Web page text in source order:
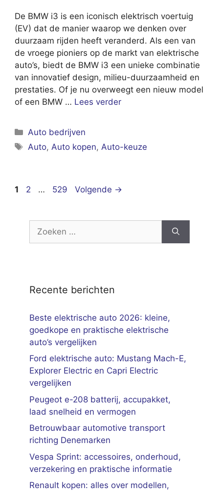
De BMW i3 is een iconisch elektrisch voertuig
(EV) dat de manier waarop we denken over
duurzaam rijden heeft veranderd. Als een van
de vroege pioniers op de markt van elektrische
auto’s, biedt de BMW i3 een unieke combinatie
van innovatief design, milieu-duurzaamheid en
prestaties. Of je nu overweegt een nieuw model
of een BMW … Lees verder
Categorieën
Auto bedrijven
Tags
Auto, Auto kopen, Auto-keuze
Pagina
1 Pagina
2 … Pagina
529 Volgende →
naar:
Recente berichten
Beste elektrische auto 2026: kleine,
goedkope en praktische elektrische
auto’s vergelijken
Ford elektrische auto: Mustang Mach-E,
Explorer Electric en Capri Electric
vergelijken
Peugeot e-208 batterij, accupakket,
laad snelheid en vermogen
Betrouwbaar automotive transport
richting Denemarken
Vespa Sprint: accessoires, onderhoud,
verzekering en praktische informatie
Renault kopen: alles over modellen,